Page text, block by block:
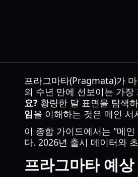
프라그마타(Pragmata)가
의 수년 만에 선보이는 가
요? 황량한 달 표면을 탐색
임을 이해하는 것은 메인
이 종합 가이드에서는 "메
다. 2026년 출시 데이터와
프라그마타 예